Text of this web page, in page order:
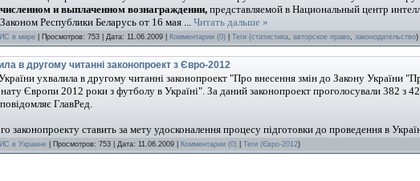
и выплаченном вознаграждении, представляемой в Национальный центр
Республики Беларусь от 16 мая ... Читать дальше »
в мире | Просмотров: 753 | Дата: 11.06.2009 Комментарии (0) Теги (статистика, авторское право, законодательство)
в другому читанні законопроект з Євро-2012
ухвалила в другому читанні законопроект "Про внесення змін до Закону України
Європи 2012 роки з футболу в Україні". За даний законопроект проголосували 382 з
ГлавРед.
законопроекту ставить за мету удосконалення процесу підготовки до проведення в
в Украине | Просмотров: 753 | Дата: 11.06.2009 Комментарии (0) Теги (Євро-2012)